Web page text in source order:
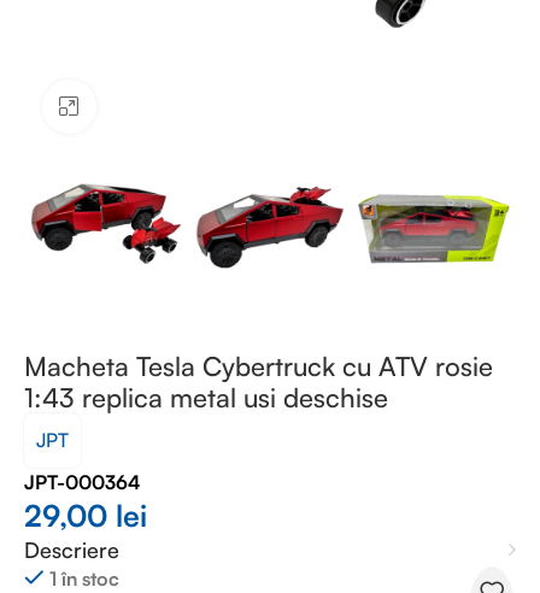
Macheta Tesla Cybertruck cu ATV rosie
1:43 replica metal usi deschise
JPT
JPT-000364
29,00 lei
Descriere
1 în stoc